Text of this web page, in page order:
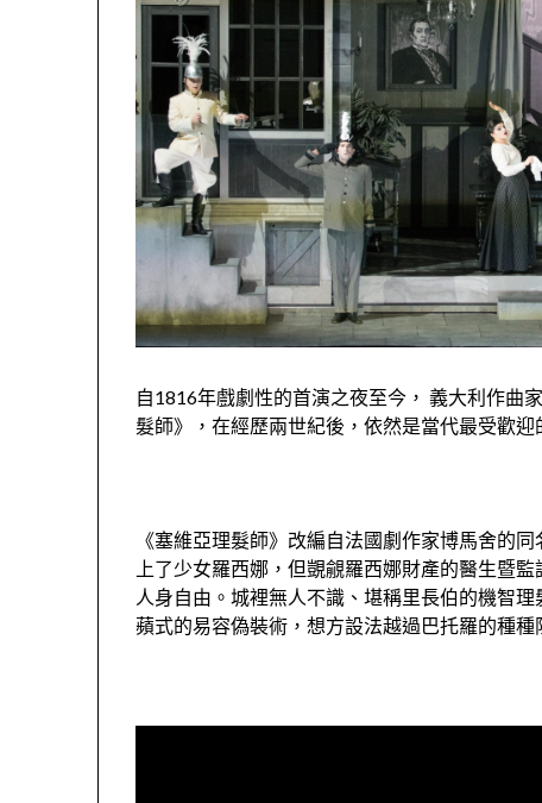
自1816年戲劇性的首演之夜至今， 義大利作曲
髮師》，在經歷兩世紀後，依然是當代最受歡迎
《塞維亞理髮師》改編自法國劇作家博馬舍的
上了少女羅西娜，但覬覦羅西娜財產的醫生暨
人身自由。城裡無人不識、堪稱里長伯的機智
蘋式的易容偽裝術，想方設法越過巴托羅的種